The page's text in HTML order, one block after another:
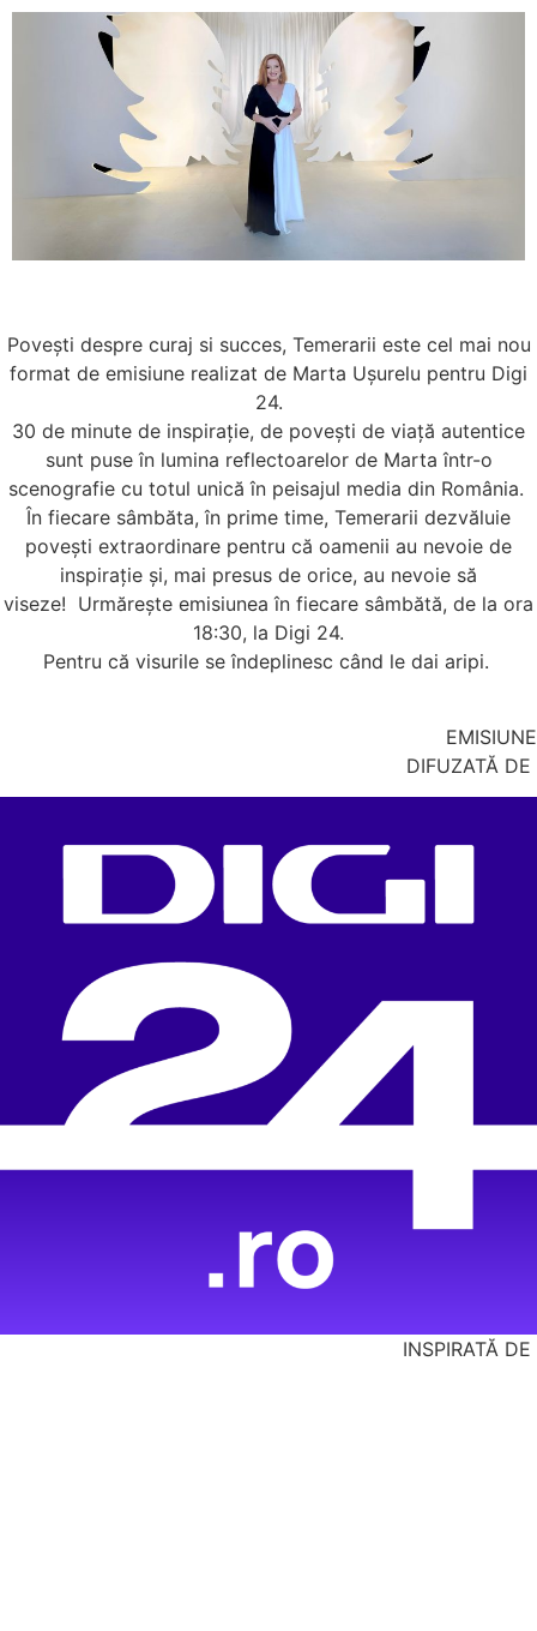
Povești despre curaj si succes, Temerarii este cel mai nou
format de emisiune realizat de Marta Ușurelu pentru Digi
24.
30 de minute de inspirație, de povești de viață autentice
sunt puse în lumina reflectoarelor de Marta într-o
scenografie cu totul unică în peisajul media din România.
În fiecare sâmbăta, în prime time, Temerarii dezvăluie
povești extraordinare pentru că oamenii au nevoie de
inspirație și, mai presus de orice, au nevoie să
viseze! Urmărește emisiunea în fiecare sâmbătă, de la ora
18:30, la Digi 24.
Pentru că visurile se îndeplinesc când le dai aripi.
EMISIUNE
DIFUZATĂ DE
INSPIRATĂ DE